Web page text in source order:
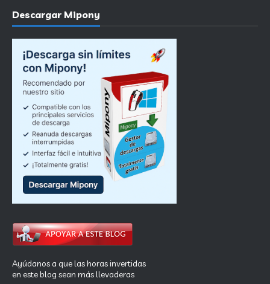
Descargar Mipony
Ayúdanos a que las horas invertidas
en este blog sean más llevaderas